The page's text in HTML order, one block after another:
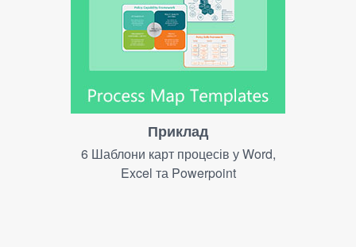
Приклад
6 Шаблони карт процесів у Word,
Excel та Powerpoint